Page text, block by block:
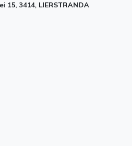
15, 3414, LIERSTRANDA